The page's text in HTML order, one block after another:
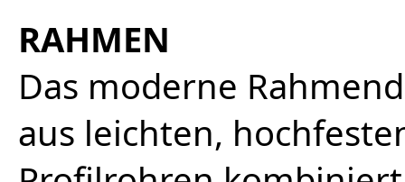
RAHMEN
Das moderne
aus leichten,